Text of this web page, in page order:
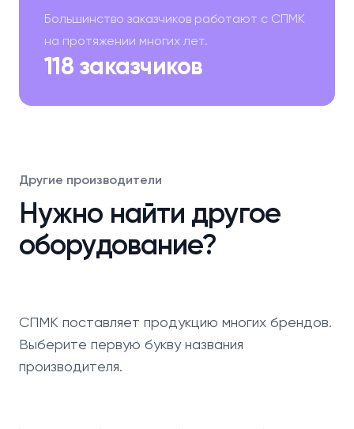
118 заказчиков
Большинство заказчиков работают с СПМК
на протяжении многих лет.
Другие производители
Нужно найти другое
оборудование?
СПМК поставляет продукцию многих брендов.
Выберите первую букву названия
производителя.